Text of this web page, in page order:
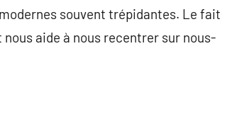
souvent trépidantes. Le fait
aide à nous recentrer sur nous-